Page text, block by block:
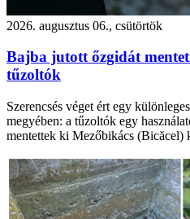
2026. augusztus 06., csütörtök
Bajba jutott őzgidát
tűzoltók
Szerencsés véget ért egy
megyében: a tűzoltók egy
mentettek ki Mezőbikács (Bicăcel)